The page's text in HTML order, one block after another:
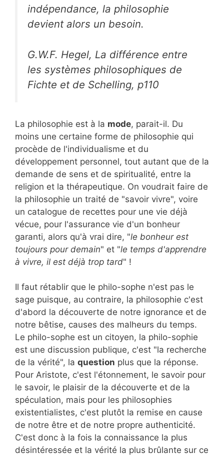
indépendance, la philosophie
devient alors un besoin.
G.W.F. Hegel, La différence entre
les systèmes philosophiques de
Fichte et de Schelling, p110
La philosophie est à la mode, parait-il. Du
moins une certaine forme de philosophie qui
procède de l'individualisme et du
développement personnel, tout autant que de la
demande de sens et de spiritualité, entre la
religion et la thérapeutique. On voudrait faire de
la philosophie un traité de "savoir vivre", voire
un catalogue de recettes pour une vie déjà
vécue, pour l'assurance vie d'un bonheur
garanti, alors qu'à vrai dire, "le bonheur est
toujours pour demain" et "le temps d'apprendre
à vivre, il est déjà trop tard" !
Il faut rétablir que le philo-sophe n'est pas le
sage puisque, au contraire, la philosophie c'est
d'abord la découverte de notre ignorance et de
notre bêtise, causes des malheurs du temps.
Le philo-sophe est un citoyen, la philo-sophie
est une discussion publique, c'est "la recherche
de la vérité", la question plus que la réponse.
Pour Aristote, c'est l'étonnement, le savoir pour
le savoir, le plaisir de la découverte et de la
spéculation, mais pour les philosophies
existentialistes, c'est plutôt la remise en cause
de notre être et de notre propre authenticité.
C'est donc à la fois la connaissance la plus
désintéressée et la vérité la plus brûlante sur ce